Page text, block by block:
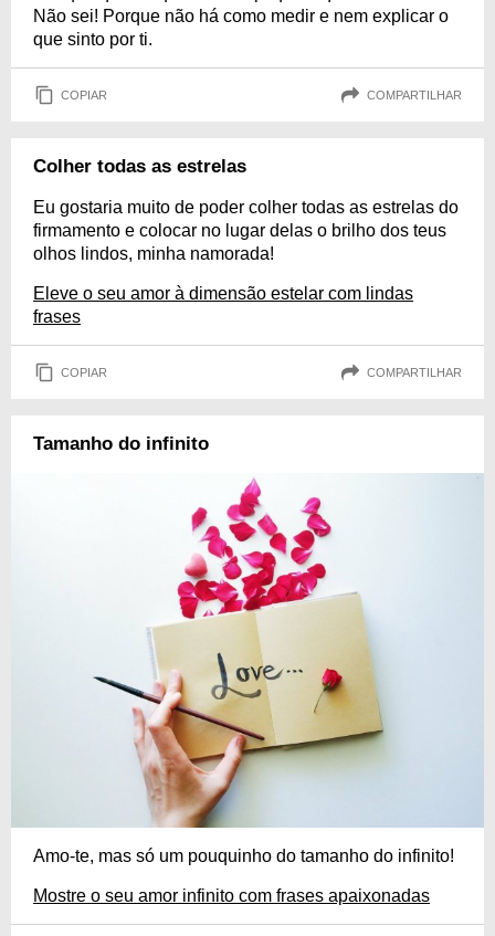
Não sei! Porque não há como medir e nem explicar o
que sinto por ti.
COPIAR COMPARTILHAR
Colher todas as estrelas
Eu gostaria muito de poder colher todas as estrelas do
firmamento e colocar no lugar delas o brilho dos teus
olhos lindos, minha namorada!
Eleve o seu amor à dimensão estelar com lindas
frases
COPIAR COMPARTILHAR
Tamanho do infinito
Amo-te, mas só um pouquinho do tamanho do infinito!
Mostre o seu amor infinito com frases apaixonadas